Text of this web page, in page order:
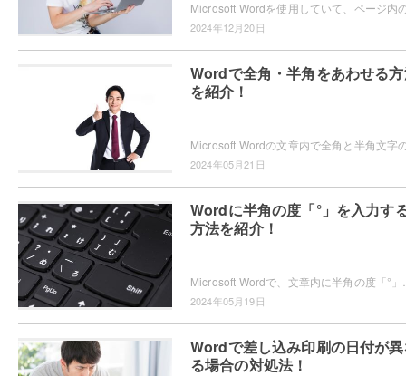
2024年12月20日
Wordで全角・半角をあわせる
を紹介！
2024年05月21日
Wordに半角の度「°」を入力す
方法を紹介！
2024年05月19日
Wordで差し込み印刷の日付が
る場合の対処法！